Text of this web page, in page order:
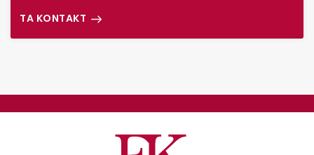
TA KONTAKT
Fastighetskonsult